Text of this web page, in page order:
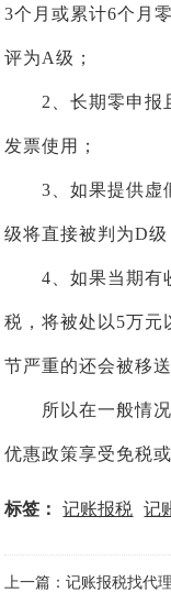
3个月或累计6个月
评为A级；
2、长期零申报且
发票使用；
3、如果提供虚假
级将直接被判为D级
4、如果当期有收
税，将被处以5万元
节严重的还会被移送
所以在一般情况
优惠政策享受免税
标签： 记账报税 记
上一篇：记账报税找代